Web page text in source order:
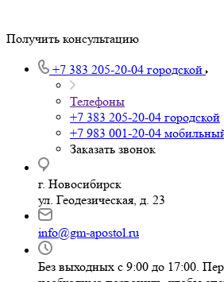
Получить консультацию
+7 383 205-20-04 городской
Телефоны
+7 383 205-20-04 городской
+7 983 001-20-04
Заказать звонок
г. Новосибирск
ул. Геодезическая, д. 23
info@gm-apostol.ru
Без выходных с 9:00 до 17:00.